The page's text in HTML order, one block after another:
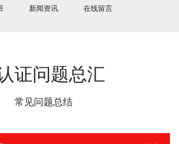
新闻资讯 在线留言
证问题总汇
常见问题总结